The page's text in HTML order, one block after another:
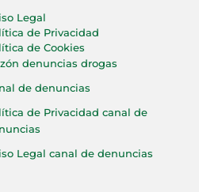
Legal
de Privacidad
de Cookies
denuncias drogas
de denuncias
de Privacidad canal de
Legal canal de denuncias